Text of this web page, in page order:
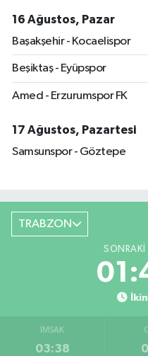
16 Ağustos, Pazar
Başakşehir - Kocaelispor
Beşiktaş - Eyüpspor
Amed - Erzurumspor FK
17 Ağustos, Pazartesi
Samsunspor - Göztepe
TRABZON
SONRAKI
İMSAK
03:38